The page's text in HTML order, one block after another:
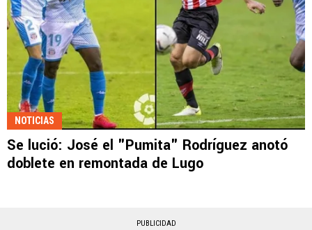
NOTICIAS
Se lució: José el "Pumita" Rodríguez anotó
doblete en remontada de Lugo
PUBLICIDAD